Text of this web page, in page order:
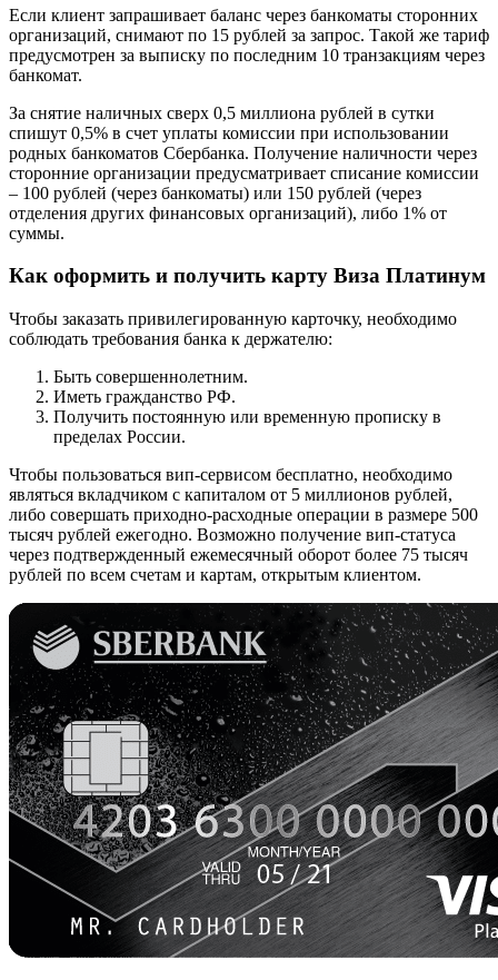
Если клиент запрашивает баланс через банкоматы сторонних
организаций, снимают по 15 рублей за запрос. Такой же тариф
предусмотрен за выписку по последним 10 транзакциям через
банкомат.
За снятие наличных сверх 0,5 миллиона рублей в сутки
спишут 0,5% в счет уплаты комиссии при использовании
родных банкоматов Сбербанка. Получение наличности через
сторонние организации предусматривает списание комиссии
– 100 рублей (через банкоматы) или 150 рублей (через
отделения других финансовых организаций), либо 1% от
суммы.
Как оформить и получить карту Виза Платинум
Чтобы заказать привилегированную карточку, необходимо
соблюдать требования банка к держателю:
Быть совершеннолетним.
Иметь гражданство РФ.
Получить постоянную или временную прописку в
пределах России.
Чтобы пользоваться вип-сервисом бесплатно, необходимо
являться вкладчиком с капиталом от 5 миллионов рублей,
либо совершать приходно-расходные операции в размере 500
тысяч рублей ежегодно. Возможно получение вип-статуса
через подтвержденный ежемесячный оборот более 75 тысяч
рублей по всем счетам и картам, открытым клиентом.